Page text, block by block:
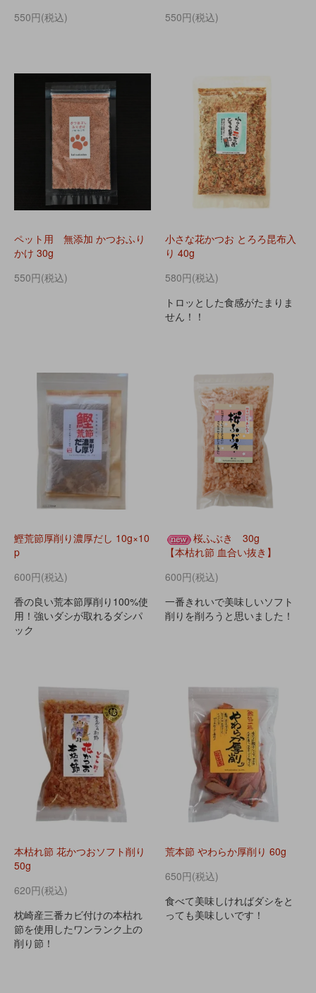
550円(税込) 550円(税込)
ペット用 無添加 かつおふり
かけ 30g
550円(税込)
小さな花かつお とろろ昆布入
り 40g
580円(税込)
トロッとした食感がたまりま
せん！！
鰹荒節厚削り濃厚だし 10g×10
p
600円(税込)
香の良い荒本節厚削り100%使
用！強いダシが取れるダシパ
ック
桜ふぶき 30g
【本枯れ節 血合い抜き】
600円(税込)
一番きれいで美味しいソフト
削りを削ろうと思いました！
本枯れ節 花かつおソフト削り
50g
620円(税込)
枕崎産三番カビ付けの本枯れ
節を使用したワンランク上の
削り節！
荒本節 やわらか厚削り 60g
650円(税込)
食べて美味しければダシをと
っても美味しいです！